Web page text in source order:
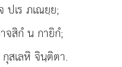
ปเร ภเณยฺย;
จสิกํ น กายิกํ;
สเลหิ จินฺติตา.